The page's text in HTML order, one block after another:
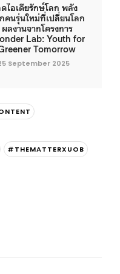
ไอเดียรักษ์โลก พลัง
คนรุ่นใหม่ที่เปลี่ยนโลก
ผลงานจากโครงการ
Lab: Youth for
Tomorrow
September 2025
#THEMATTERXUOB